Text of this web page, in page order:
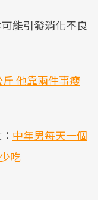
能引發消化不良
他靠兩件事瘦
中年男每天一個
吃